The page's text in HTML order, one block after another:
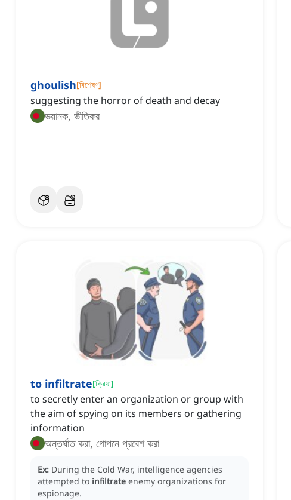
ghoulish[বিশেষণ]
suggesting the horror of death and decay
ভয়ানক, ভীতিকর
to infiltrate[ক্রিয়া]
to secretly enter an organization or group with
the aim of spying on its members or gathering
information
অন্তর্ঘাত করা, গোপনে প্রবেশ করা
Ex: During the Cold War, intelligence agencies
attempted to infiltrate enemy organizations for
espionage.